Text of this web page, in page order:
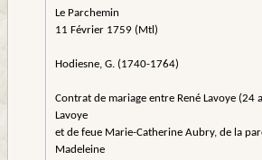
Le Parchemin
11 Février 1759 (Mtl)
Hodiesne, G. (1740-1764)
Contrat de mariage entre René Lavoye (24
Lavoye
et de feue Marie-Catherine Aubry, de la
Madeleine